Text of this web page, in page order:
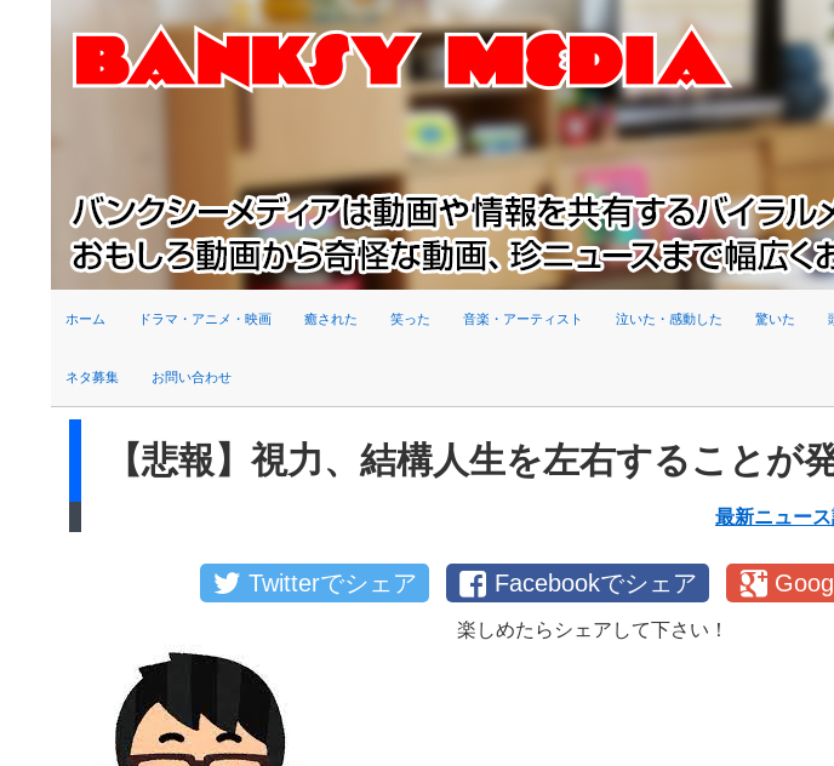
ホーム ドラマ・アニメ・映画 癒された 笑った 音楽・アーティスト 泣いた・感動した 驚いた
ネタ募集 お問い合わせ
【悲報】視力、結構人生を左右することが
最新ニュー
Twitterでシェア Facebookでシェア
楽しめたらシェアして下さい！